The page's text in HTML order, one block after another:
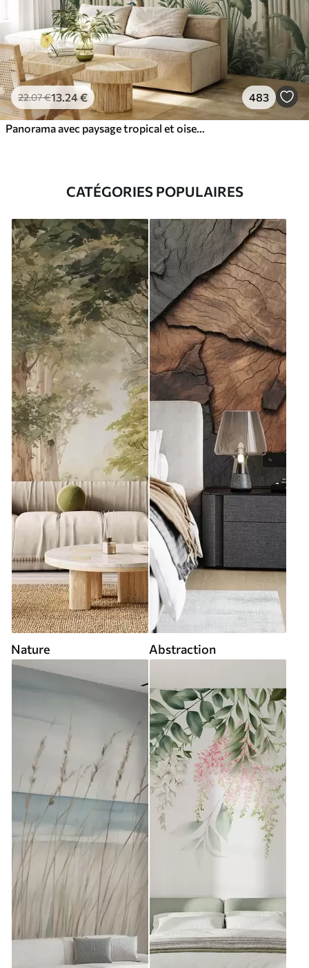
22.07€13 .24€ 483
CATÉGORIES POPULAIRES
Nature Abstraction